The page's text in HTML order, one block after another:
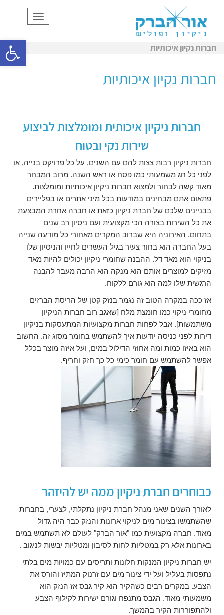
תפריט
חברות נקיון איכותיות
חברות נקיון איכותיות
חברות ניקיון איכותית ומומלצות לביצוע
שירות נקי ובטוח
חברות ניקיון רבות צצות להם עם השנים, על כל פרויקט בנייה, או
לפני כל חג משמעותי כמו פסח או ראש השנה. מרוב המבחר
מאוד קשה לבחור ולמצוא חברות ניקיון איכותיות ומומלצות.
פתאום אתם מבחינים במודעות בכל מיני אתרים או בפליירים
בבניינים שלכם של חברת ניקיון כזאת או חברה אחרת המבצעת
את כל השירות בצורה הכי מקצועית ועם ניסיון רב שנים
בתחום. האירוניה היא שברוב המקרים מאחורי כל מודעה שנייה
בעל החברה הוא בחור צעיר בגיל העשרים לחייו והניסיון שלו
בניקוי הוא מאד דל. ההבנה שחומרי ניקיון יכולים להיות מאד
מזיקים למוצרים אותם הוא מנקה הוא הרבה מעבר להבנה
הרגשית שלו למה הוא גורם ללקוח.
אז ככה במקרה הטוב זה נגמר בנזק קטן של הריסת הברזים
מחומרי ניקוי כמו חומצת מלח [שאגב רוב חברות הניקיון
משתמשות]. אבל לפחות חברות מקצועיות המתעסקות בניקיון
דירות לפני כניסה יודעות איך להשתמש בחומר מסוג זה. החשוב
הוא באיזו כמות ומה אחוזי הדילול במים, ועל איזה מוצר בכלל
אפשר להשתמש עם חומר כימי כל כך חזק וחריף.
כבוחרים חברת ניקיון ממה יש להיזהר
לאורך השנים שאני מנהל חברת ניקיון נתקלתי, לצערי, בחברות
שהשתמשו בצינור מים לניקוי ארונות והנזק כבר היה גדול
מאוד. חברה מקצועית כמו "אור הברק" לעולם לא תשתמש במים
בארונות אלא רק במטליות לחות לסיבון ומטליות יבשות לניגוב .
יש חברות ניקיון המנקות חלונות ותריסים עם כמויות מים בלתי
נתפסות בעליל ועל ידי צינור מים עם זרנוק המתיז והורס את
הצבע. במקרים רבים כשהקיר הוא קיר גבס אז הנזק הוא
משמעותי מאוד. הגבס מתנפח וגורם ישירות לקילוף הצבע
ולהתפוררות הקיר בהמשך.
פתח